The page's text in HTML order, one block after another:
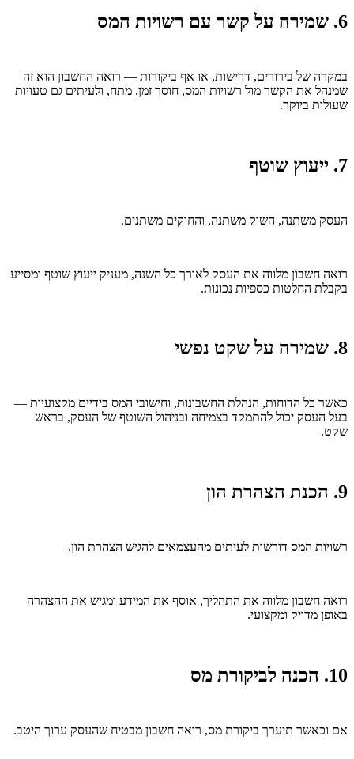
6. שמירה על קשר עם רשויות המס
במקרה של בירורים, דרישות, או אף ביקורות — רואה החשבון הוא זה
שמנהל את הקשר מול רשויות המס, חוסך זמן, מתח, ולעיתים גם טעויות
שעולות ביוקר.
7. ייעוץ שוטף
העסק משתנה, השוק משתנה, והחוקים משתנים.
רואה חשבון מלווה את העסק לאורך כל השנה, מעניק ייעוץ שוטף ומסייע
בקבלת החלטות כספיות נכונות.
8. שמירה על שקט נפשי
כאשר כל הדוחות, הנהלת החשבונות, וחישובי המס בידיים מקצועיות —
בעל העסק יכול להתמקד בצמיחה ובניהול השוטף של העסק, בראש
שקט.
9. הכנת הצהרת הון
רשויות המס דורשות לעיתים מהעצמאים להגיש הצהרת הון.
רואה חשבון מלווה את התהליך, אוסף את המידע ומגיש את ההצהרה
באופן מדויק ומקצועי.
10. הכנה לביקורת מס
אם וכאשר תיערך ביקורת מס, רואה חשבון מבטיח שהעסק ערוך היטב.